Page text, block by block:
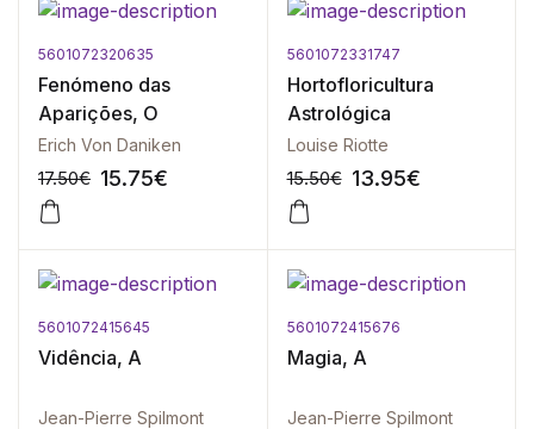
5601072320635
Fenómeno das
Aparições, O
Erich Von Daniken
17.50€ 15.75€
5601072331747
Hortofloricultura
Astrológica
Louise Riotte
15.50€ 13.95€
5601072415645
Vidência, A
Jean-Pierre Spilmont
5601072415676
Magia, A
Jean-Pierre Spilmont